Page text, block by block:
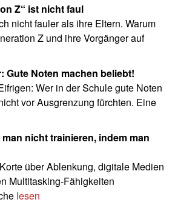
Z“ ist nicht faul
nicht fauler als ihre Eltern. Warum
Z und ihre Vorgänger auf
Gute Noten machen beliebt!
Wer in der Schule gute Noten
vor Ausgrenzung fürchten. Eine
über Ablenkung, digitale Medien
Multitasking-Fähigkeiten
lesen